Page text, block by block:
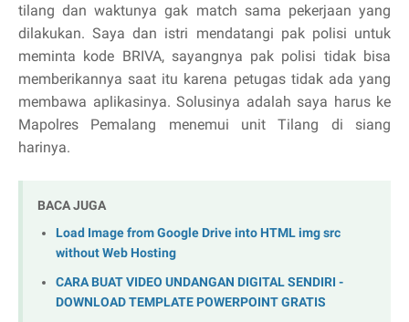
tilang dan waktunya gak match sama pekerjaan yang
dilakukan. Saya dan istri mendatangi pak polisi untuk
meminta kode BRIVA, sayangnya pak polisi tidak bisa
memberikannya saat itu karena petugas tidak ada yang
membawa aplikasinya. Solusinya adalah saya harus ke
Mapolres Pemalang menemui unit Tilang di siang
harinya.
BACA JUGA
Load Image from Google Drive into HTML img src
without Web Hosting
CARA BUAT VIDEO UNDANGAN DIGITAL SENDIRI -
DOWNLOAD TEMPLATE POWERPOINT GRATIS